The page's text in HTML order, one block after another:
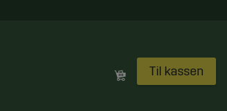
Til kassen